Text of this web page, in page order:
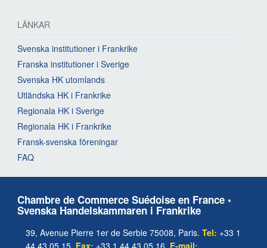
LÄNKAR
Svenska institutioner i Frankrike
Franska institutioner i Sverige
Svenska HK utomlands
Utländska HK i Frankrike
Regionala HK i Sverige
Regionala HK i Frankrike
Fransk-svenska föreningar
FAQ
Chambre de Commerce Suédoise en France •
Svenska Handelskammaren i Frankrike
39, Avenue Pierre 1er de Serbie 75008, Paris. Tel: +33 1
44 43 05 15. Fax: +33 1 44 43 05 16. E-mail: